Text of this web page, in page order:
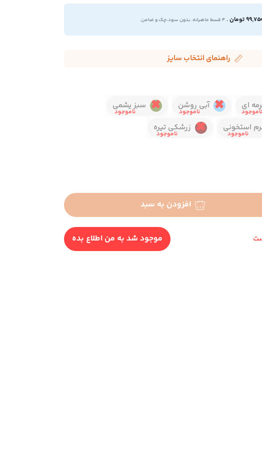
. ۴ قسط ماهیانه. بدون سود،چک و ضامن.
راهنمای انتخاب سایز
ای آبی روشن
سبز یشمی
استخونی زرشکی تیره
افزودن به سبد
موجود شد به من اطلاع بده